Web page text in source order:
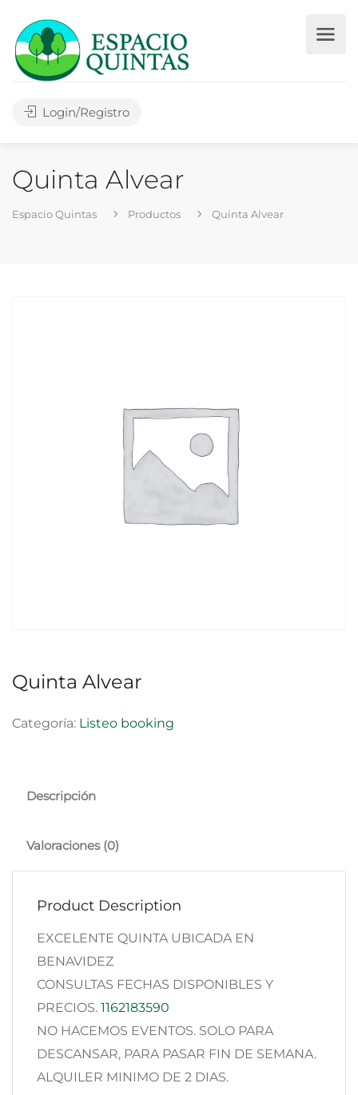
Login/Registro
Quinta Alvear
Espacio Quintas Productos Quinta Alvear
Quinta Alvear
Categoría: Listeo booking
Descripción
Valoraciones (0)
Product Description
EXCELENTE QUINTA UBICADA EN
BENAVIDEZ
CONSULTAS FECHAS DISPONIBLES Y
PRECIOS. 1162183590
NO HACEMOS EVENTOS. SOLO PARA
DESCANSAR, PARA PASAR FIN DE SEMANA.
ALQUILER MINIMO DE 2 DIAS.